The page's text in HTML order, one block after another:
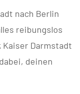
nach Berlin
reibungslos
Darmstadt
deinen